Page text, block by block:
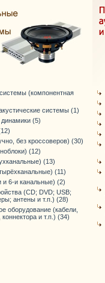
(компонентная
системы (1)
(5)
без кроссоверов) (30)
(12)
(13)
(11)
и 6-и канальные) (2)
(CD; DVD; USB;
антены и т.п.) (28)
оборудование (кабели,
и т.п.) (34)